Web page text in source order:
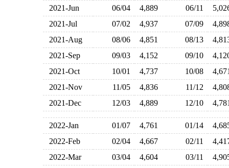
2021-Jun
06/04 4,889 06/11
2021-Jul
07/02 4,937 07/09
2021-Aug
08/06 4,851 08/13
2021-Sep
09/03 4,152 09/10
2021-Oct
10/01 4,737 10/08
2021-Nov
11/05 4,836 11/12
2021-Dec
12/03 4,889 12/10
2022-Jan 01/07 4,761 01/14
2022-Feb
02/04 4,667 02/11
2022-Mar
03/04 4,604 03/11